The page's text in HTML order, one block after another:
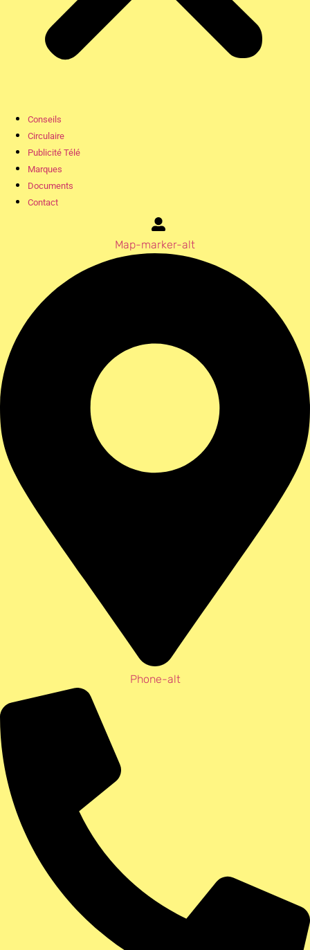
Conseils
Circulaire
Publicité Télé
Marques
Documents
Contact
Map-marker-alt
Phone-alt